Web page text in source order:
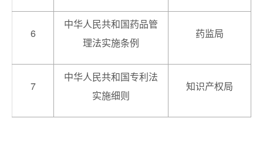
6
中华人民共和国药品管
理法实施条例
药监局
7
中华人民共和国专利法
实施细则
知识产权局